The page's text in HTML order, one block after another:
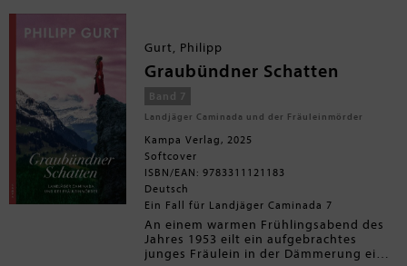
sucht. Schon bald erkennen sie, dass die
Ereignisse zusammenhängen - auf eine
derart perfide und blutige Art und
auch gemeinsam kaum gewachsen
scheinen ...
Gurt, Philipp
Graubündner Schatten
Band 7
Landjäger Caminada und der Fräuleinmörder
Kampa Verlag, 2025
Softcover
ISBN/EAN: 9783311121183
Deutsch
Ein Fall für Landjäger Caminada 7
An einem warmen Frühlingsabend des
Jahres 1953 eilt ein aufgebrachtes
junges Fräulein in der Dämmerung eine